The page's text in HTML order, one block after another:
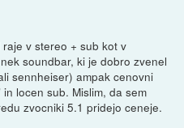
v stereo + sub kot v
soundbar, ki je dobro zvenel
sennheiser) ampak cenovni
locen sub. Mislim, da sem
zvocniki 5.1 pridejo ceneje.